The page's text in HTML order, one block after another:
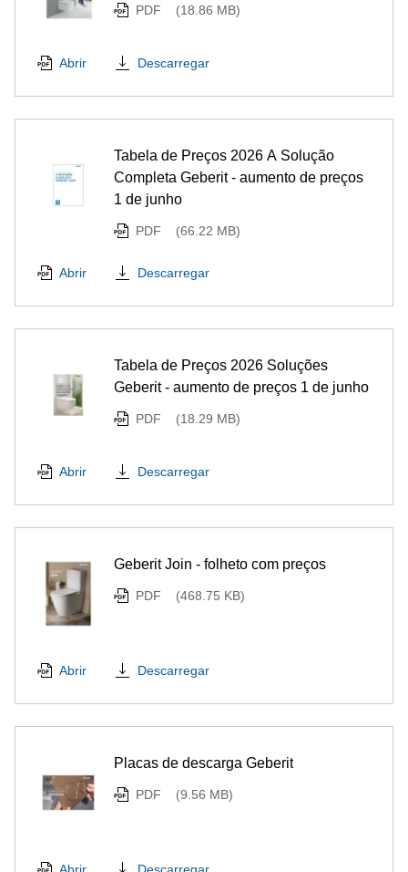
PDF (18.86 MB)
Abrir Descarregar
Tabela de Preços 2026 A Solução
Completa Geberit - aumento de preços
1 de junho
PDF (66.22 MB)
Abrir Descarregar
Tabela de Preços 2026 Soluções
Geberit - aumento de preços 1 de junho
PDF (18.29 MB)
Abrir Descarregar
Geberit Join - folheto com preços
PDF (468.75 KB)
Abrir Descarregar
Placas de descarga Geberit
PDF (9.56 MB)
Descarregar